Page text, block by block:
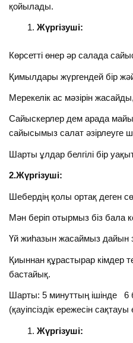
қойылады.
Жүргізуші:
Көрсетті өнер әр салада
Қимылдары жүргендей бір
Мерекелік ас мәзірін жасайды,
Сайыскерлер дем арада
сайысымыз салат әзірлеуге
Шарты ұлдар белгілі бір
2.Жүргізуші:
Шебердің қолы ортақ деген
Мән беріп отырмыз біз бала
Үй жиһазын жасаймыз дайын
Қиыннан құрастырар кімдер
бастайық.
Шарты: 5 минуттың ішінде 6
(қауіпсіздік ережесін сақтауы
Жүргізуші: